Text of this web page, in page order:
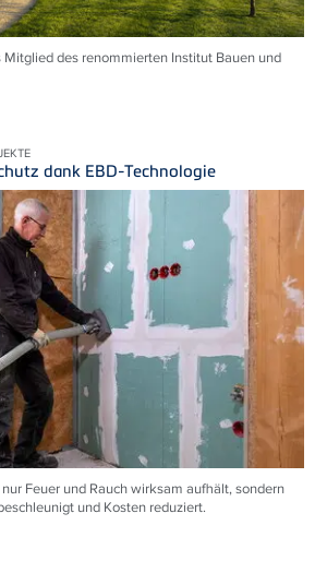
des renommierten Institut Bauen und
dank EBD-Technologie
Feuer und Rauch wirksam aufhält, sondern
und Kosten reduziert.